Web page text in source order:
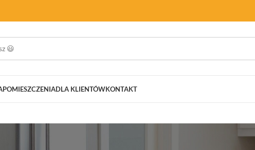
POMIESZCZENIADLA KLIENTÓWKONTAKT